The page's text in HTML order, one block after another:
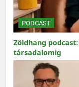
PODCAST
Zöldhang
társadalomig